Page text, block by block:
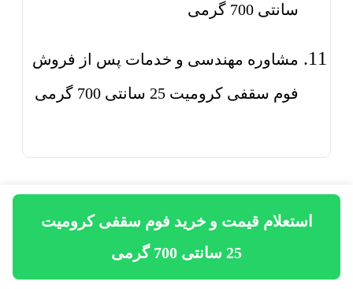
استعلام قیمت و خرید فوم سقفی کرومیت
25 سانتی 700 گرمی
سانتی 700 گرمی
مشاوره مهندسی و خدمات پس از فروش
فوم سقفی کرومیت 25 سانتی 700 گرمی